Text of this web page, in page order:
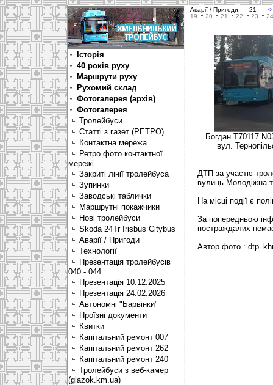
Історія
40 років руху
Маршрути руху
Рухомий склад
Фотогалерея (архів)
Фотогалерея
Тролейбуси
Статті з газет (РЕТРО)
Контактна мережа
Ретро фото контактної
мережі
Закриті лінії тролейбуса
Зупинки
Заводські таблички
Маршрутні покажчики
Нові тролейбуси
Skoda 24Tr Irisbus Citybus
Аварії / Пригоди
Технології
Презентація тролейбусів
040 - 044
Презентація 10.12.2025
Презентація 24.02.2026
Автономні "Барвінки"
Проїзні документи
Квитки
Капітальний ремонт 007
Капітальний ремонт 262
Капітальний ремонт 240
Тролейбуси з веб-камер
(glazok.km.ua)
Аварії / Пригоди: - 21 -
19
20 21 22 23 24
Богдан Т70117
вул.
ДТП за участю
вулиць Молодіжна
На місці події є
За попередньою
постраждалих
Автор фото :